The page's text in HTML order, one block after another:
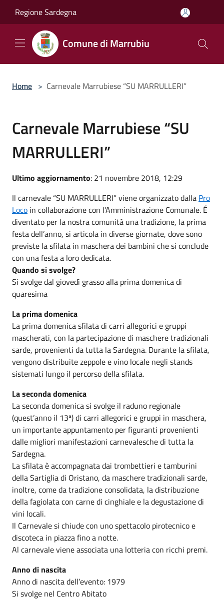
Regione Sardegna
Comune di Marrubiu
Home > Carnevale Marrubiese “SU MARRULLERI”
Carnevale Marrubiese “SU
MARRULLERI”
Ultimo aggiornamento: 21 novembre 2018, 12:29
Il carnevale “SU MARRULLERI” viene organizzato dalla Pro
Loco in collaborazione con l’Amministrazione Comunale. É
diventato per la nostra comunità una tradizione, la prima
festa dell’anno, si articola in diverse giornate, dove sono
previste la sfilata in maschera dei bambini che si conclude
con una festa a loro dedicata.
Quando si svolge?
Si svolge dal giovedì grasso alla prima domenica di
quaresima
La prima domenica
La prima domenica sfilata di carri allegorici e gruppi
mascherati, con la partecipazione di maschere tradizionali
sarde, provenienti da tutta la Sardegna. Durante la sfilata,
vengono distribuite zeppole e vino locale negli stands
sistemati lungo il percorso della sfilata.
La seconda domenica
La seconda domenica si svolge il raduno regionale
(quest’anno il 13ª) di carri allegorici e gruppi in maschera,
un importante appuntamento per figuranti provenienti
dalle migliori manifestazioni carnevalesche di tutta la
Sardegna.
La sfilata è accompagnata dai trombettieri e tamburini
della Sartiglia di Oristano, da maschere tradizionali sarde,
inoltre, come da tradizione consolidata, la distribuzione
della fagiolata con carne di cinghiale e la degustazione di
vini locali.
Il Carnevale si chiude con uno spettacolo pirotecnico e
discoteca in piazza fino a notte.
Al carnevale viene associata una lotteria con ricchi premi.
Anno di nascita
Anno di nascita dell’evento: 1979
Si svolge nel Centro Abitato